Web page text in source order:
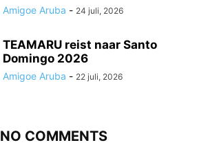
Amigoe Aruba - 24 juli, 2026
TEAMARU reist naar Santo
Domingo 2026
Amigoe Aruba - 22 juli, 2026
NO COMMENTS